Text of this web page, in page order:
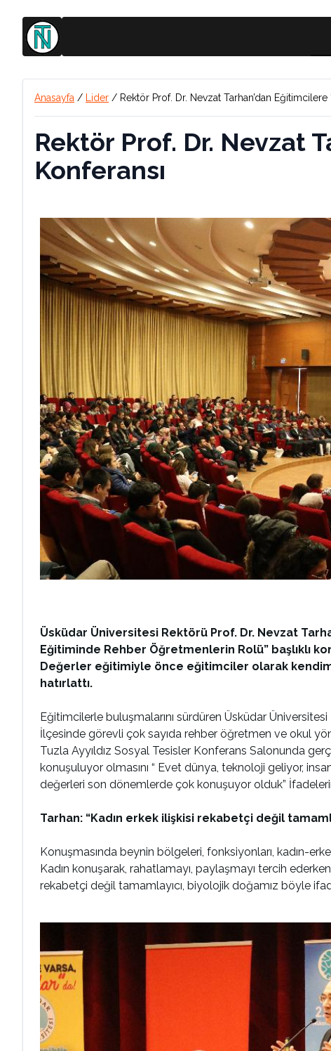
Anasayfa / Lider / Rektör Prof. Dr. Nevzat Tarhan’dan
Rektör Prof. Dr. Nevzat
Konferansı
Üsküdar Üniversitesi Rektörü Prof. Dr. Nevzat
Eğitiminde Rehber Öğretmenlerin Rolü” başlıklı
Değerler eğitimiyle önce eğitimciler olarak
hatırlattı.
Eğitimcilerle buluşmalarını sürdüren Üsküdar
İlçesinde görevli çok sayıda rehber öğretmen ve okul
Tuzla Ayyıldız Sosyal Tesisler Konferans Salonunda
konuşuluyor olmasını “ Evet dünya, teknoloji geliyor,
değerleri son dönemlerde çok konuşuyor olduk”
Tarhan: “Kadın erkek ilişkisi rekabetçi değil
Konuşmasında beynin bölgeleri, fonksiyonları, kadın-
Kadın konuşarak, rahatlamayı, paylaşmayı tercih
rekabetçi değil tamamlayıcı, biyolojik doğamız böyle